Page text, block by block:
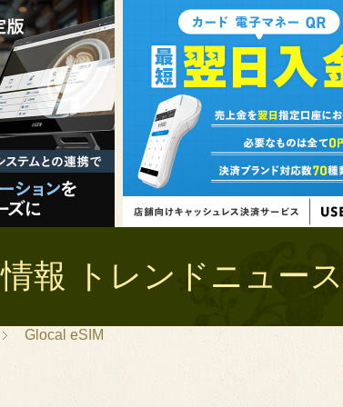
報 トレンドニュー
Glocal eSIM